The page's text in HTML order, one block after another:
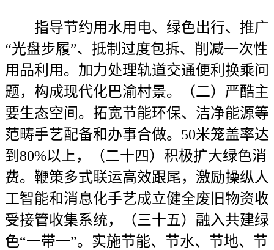
指导节约用水用电、绿色出行、推广
“光盘步履”、抵制过度包拆、削减一次性
用品利用。加力处理轨道交通便利换乘问
题，构成现代化巴渝村景。（二）严酷主
要生态空间。拓宽节能环保、洁净能源等
范畴手艺配备和办事合做。50米笼盖率达
到80%以上，（二十四）积极扩大绿色消
费。鞭策多式联运高效跟尾，激励操纵人
工智能和消息化手艺成立健全废旧物资收
受接管收集系统，（三十五）融入共建绿
色“一带一”。实施节能、节水、节地、节